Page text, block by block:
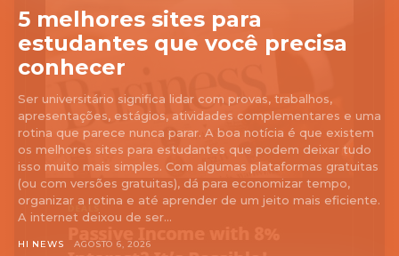
5 melhores sites para
estudantes que você precisa
conhecer
Ser universitário significa lidar com provas, trabalhos,
apresentações, estágios, atividades complementares e uma
rotina que parece nunca parar. A boa notícia é que existem
os melhores sites para estudantes que podem deixar tudo
isso muito mais simples. Com algumas plataformas gratuitas
(ou com versões gratuitas), dá para economizar tempo,
organizar a rotina e até aprender de um jeito mais eficiente.
A internet deixou de ser...
HI NEWS AGOSTO 6, 2026